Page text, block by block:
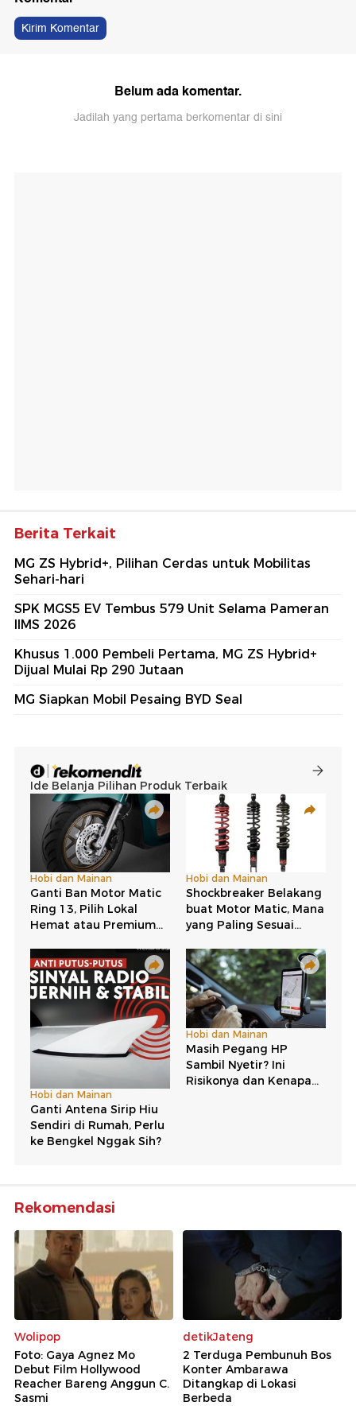
Kirim Komentar
Belum ada komentar.
Jadilah yang pertama berkomentar di sini
Berita Terkait
MG ZS Hybrid+, Pilihan Cerdas untuk Mobilitas
Sehari-hari
SPK MGS5 EV Tembus 579 Unit Selama Pameran
IIMS 2026
Khusus 1.000 Pembeli Pertama, MG ZS Hybrid+
Dijual Mulai Rp 290 Jutaan
MG Siapkan Mobil Pesaing BYD Seal
Rekomendasi
Wolipop
Foto: Gaya Agnez Mo
Debut Film Hollywood
Reacher Bareng Anggun C.
Sasmi
detikJateng
2 Terduga Pembunuh Bos
Konter Ambarawa
Ditangkap di Lokasi
Berbeda